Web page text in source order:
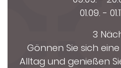
01.09. -
3
Gönnen Sie sich
Alltag und genießen